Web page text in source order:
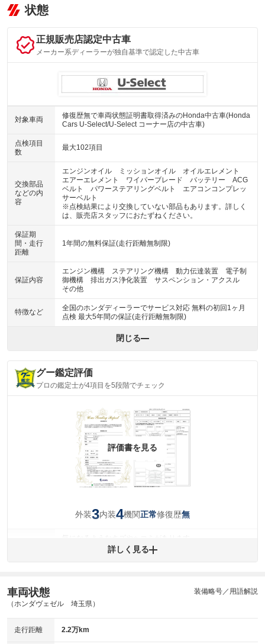
状態
正規販売店認定中古車
メーカー系ディーラーが独自基準で認定した中古車
対象車両
修復歴無で車両状態証明書取得済みのHonda中古車(Honda
Cars U-Select/U-Select コーナー店の中古車)
点検項目
数
最大102項目
交換部品
などの内
容
エンジンオイル ミッションオイル オイルエレメント
エアーエレメント ワイパーブレード バッテリー ACG
ベルト パワーステアリングベルト エアコンコンプレッ
サーベルト
※点検結果により交換していない部品もあります。詳しく
は、販売店スタッフにおたずねください。
保証期
間・走行
距離
1年間の無料保証(走行距離無制限)
保証内容
エンジン機構 ステアリング機構 動力伝達装置 電子制
御機構 排出ガス浄化装置 サスペンション・アクスル
その他
特徴など
全国のホンダディーラーでサービス対応 無料の初回1ヶ月
点検 最大5年間の保証(走行距離無制限)
閉じる
グー鑑定評価
プロの鑑定士が4項目を5段階でチェック
評価書を見る
外装3内装4機関正常修復歴無
キズ・へこみについて問い合わせる
機関 主要機関に不具合はありません。
詳しく見る
車両状態
（ホンダヴェゼル 埼玉県）
装備略号／用語解説
走行距離 2.2万km